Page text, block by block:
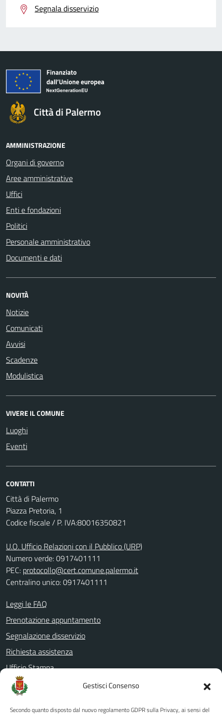
Gestisci Consenso
Secondo quanto disposto dal nuovo regolamento GDPR sulla Privacy, ai sensi del
Segnala disservizio
Città di Palermo
AMMINISTRAZIONE
Organi di governo
Aree amministrative
Uffici
Enti e fondazioni
Politici
Personale amministrativo
Documenti e dati
NOVITÀ
Notizie
Comunicati
Avvisi
Scadenze
Modulistica
VIVERE IL COMUNE
Luoghi
Eventi
CONTATTI
Città di Palermo
Piazza Pretoria, 1
Codice fiscale / P. IVA:80016350821
U.O. Ufficio Relazioni con il Pubblico (URP)
Numero verde: 0917401111
PEC: protocollo@cert.comune.palermo.it
Centralino unico: 0917401111
Leggi le FAQ
Prenotazione appuntamento
Segnalazione disservizio
Richiesta assistenza
Ufficio Stampa
Amministrazione Trasparente
Albo pretorio